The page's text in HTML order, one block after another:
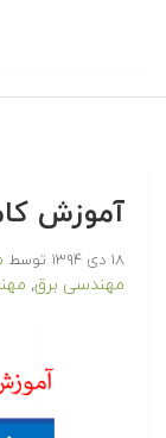
آموزش
۱۸ دی ۱۳۹۴ توسط
مهندسی برق,